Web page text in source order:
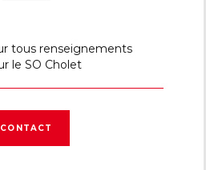
tous renseignements
le SO Cholet
CONTACT